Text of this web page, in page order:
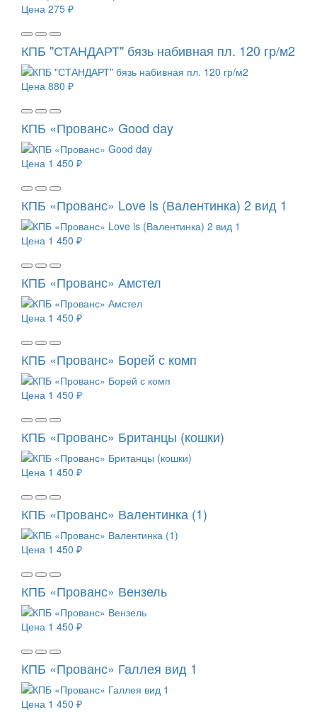
Цена 275 ₽
КПБ "СТАНДАРТ" бязь набивная пл. 120 гр/м2
Цена 880 ₽
КПБ «Прованс» Good day
Цена 1 450 ₽
КПБ «Прованс» Love is (Валентинка) 2 вид 1
Цена 1 450 ₽
КПБ «Прованс» Амстел
Цена 1 450 ₽
КПБ «Прованс» Борей с комп
Цена 1 450 ₽
КПБ «Прованс» Британцы (кошки)
Цена 1 450 ₽
КПБ «Прованс» Валентинка (1)
Цена 1 450 ₽
КПБ «Прованс» Вензель
Цена 1 450 ₽
КПБ «Прованс» Галлея вид 1
Цена 1 450 ₽